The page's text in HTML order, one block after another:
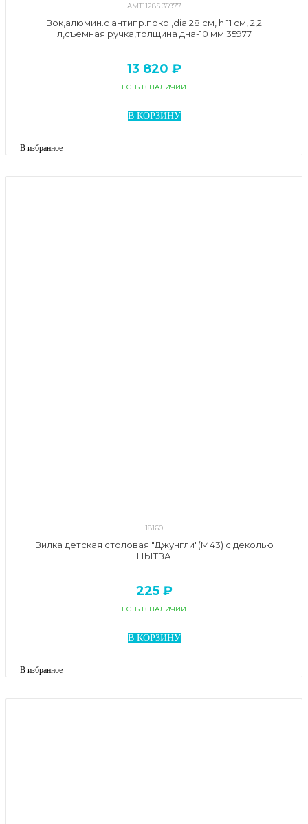
AMT1128S 35977
Вок,алюмин.с антипр.покр.,dia 28 см, h 11 см, 2,2
л,съемная ручка,толщина дна-10 мм 35977
13 820 ₽
ЕСТЬ В НАЛИЧИИ
В КОРЗИНУ
В избранное
18160
Вилка детская столовая "Джунгли"(М43) с деколью
НЫТВА
225 ₽
ЕСТЬ В НАЛИЧИИ
В КОРЗИНУ
В избранное